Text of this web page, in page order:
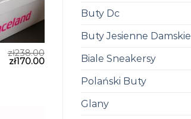
Buty Dc
Buty Jesienne Damskie
Biale Sneakersy
Polański Buty
Glany
zł238.00
zł170.00